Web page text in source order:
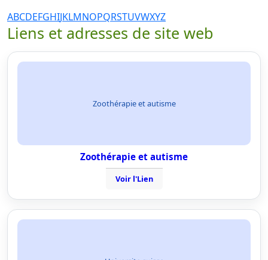
ABCDEFGHIJKLMNOPQRSTUVWXYZ
Liens et adresses de site web
Zoothérapie et autisme
Zoothérapie et autisme
Voir l'Lien